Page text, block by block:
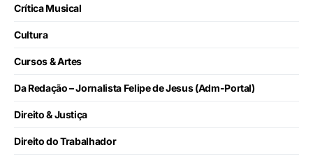
Crítica Musical
Cultura
Cursos & Artes
Da Redação – Jornalista Felipe de Jesus (Adm-Portal)
Direito & Justiça
Direito do Trabalhador